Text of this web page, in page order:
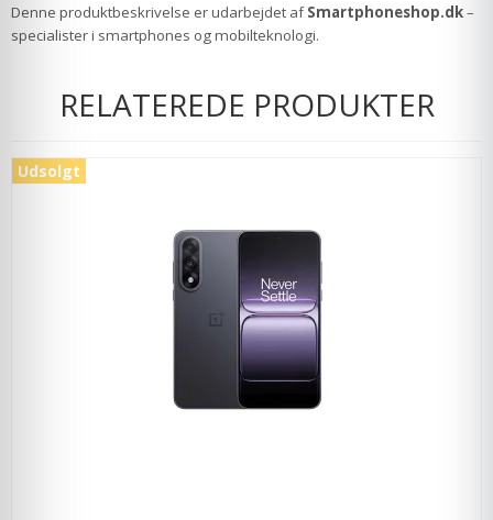
Denne produktbeskrivelse er udarbejdet afSmartphoneshop.dk–
specialister i smartphones og mobilteknologi.
RELATEREDE PRODUKTER
Udsolgt